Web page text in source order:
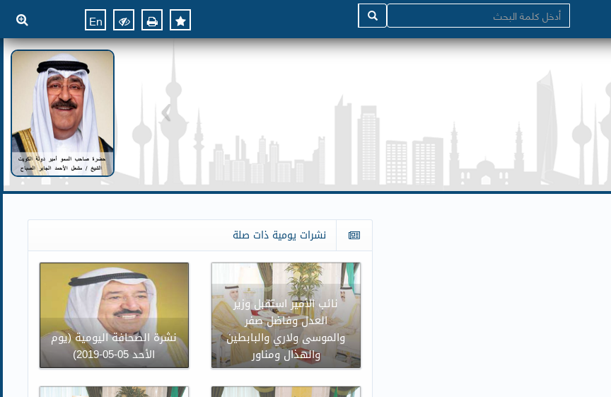
En
نشرات يومية ذات صلة
نشرة الصحافة اليومية (يوم
الأحد 05-05-2019)
نائب الأمير استقبل وزير
العدل وفاضل صفر
والموسى ولاري والبابطين
والهذال ومناور